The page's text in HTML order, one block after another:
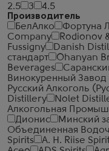
2.5
3
4.5
Производитель
БелАлко
Фортуна
Company
Rodionov
Fussigny
Danish
стандарт
Ohanyan
Beverages
Винокуренный Завод
Русский Алкоголь
Distillery
Nolet
Алкогольная
Дионис
Минский
Объединенная
Spirits
A. H. Riise